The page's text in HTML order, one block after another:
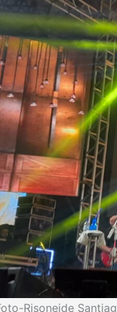
Risoneide